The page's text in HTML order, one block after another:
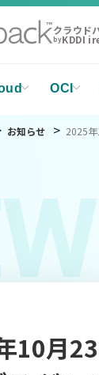
クラウド
byKDDI
OCI
お知らせ 2025
10月